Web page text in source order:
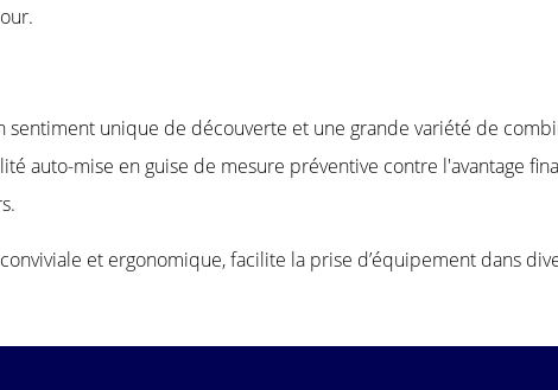
unique de découverte et une grande variété de
auto-mise en guise de mesure préventive contre l'avantage
et ergonomique, facilite la prise d’équipement dans